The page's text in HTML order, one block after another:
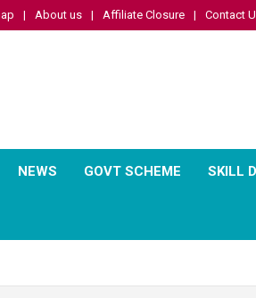
About us Affiliate Closure Contact
NEWS GOVT SCHEME SKILL